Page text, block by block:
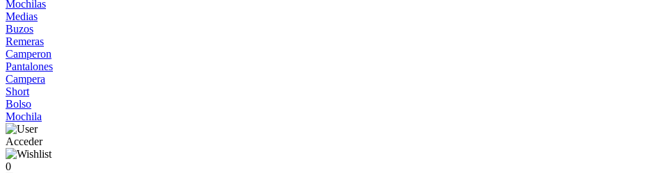
Mochilas
Medias
Buzos
Remeras
Camperon
Pantalones
Campera
Short
Bolso
Mochila
Acceder
0